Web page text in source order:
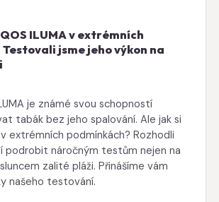
ILUMA v extrémních
jsme jeho výkon na
je známé svou schopností
tabák bez jeho spalování. Ale jak si
extrémních podmínkách? Rozhodli
podrobit náročným testům nejen na
zalité pláži. Přinášíme vám
našeho testování.